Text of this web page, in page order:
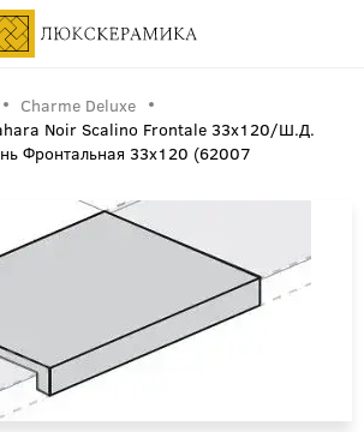
Charme Deluxe
Noir Scalino Frontale 33x120/Ш.Д.
Фронтальная 33х120 (62007